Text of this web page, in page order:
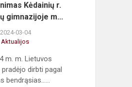
Kėdainių r.
gimnazijoje m...
03-04
Aktualijos
m. m. Lietuvos
dirbti pagal
bendrąsias......